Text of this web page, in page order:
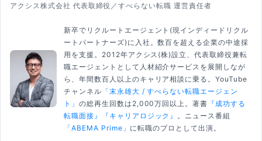
アクシス株式会社 代表取締役／すべらない転職 運営責任者
新卒でリクルートエージェント(現インディードリクル
ートパートナーズ)に入社。数百を超える企業の中途採
用を支援。2012年アクシス(株)設立、代表取締役兼転
職エージェントとして人材紹介サービスを展開しなが
ら、年間数百人以上のキャリア相談に乗る。YouTube
チャンネル 「末永雄大 / すべらない転職エージェン
ト」 の総再生回数は2,000万回以上。著書 『成功する
転職面接』
『キャリアロジック』
。ニュース番組
「ABEMA Prime」 に転職のプロとして出演。